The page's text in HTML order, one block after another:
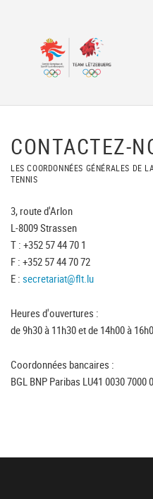
CONTACTEZ-
LES COORDONNÉES GÉNÉRALES DE
TENNIS
3, route d'Arlon
L-8009 Strassen
T : +352 57 44 70 1
F : +352 57 44 70 72
E : secretariat@flt.lu
Heures d'ouvertures :
de 9h30 à 11h30 et de 14h00 à
Coordonnées bancaires :
BGL BNP Paribas LU41 0030 7000